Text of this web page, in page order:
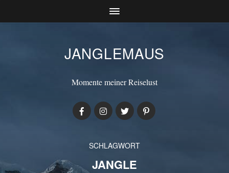
JANGLEMAUS
Momente meiner Reiselust
SCHLAGWORT
JANGLE